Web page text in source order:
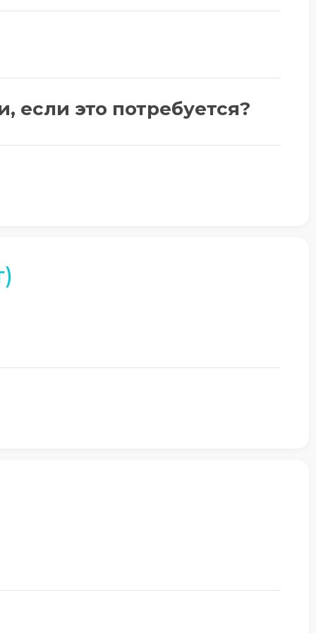
если это потребуется?